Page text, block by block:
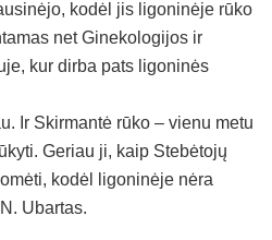
kodėl jis ligoninėje rūko
net Ginekologijos ir
kur dirba pats ligoninės
Ir Skirmantė rūko – vienu metu
Geriau ji, kaip Stebėtojų
kodėl ligoninėje nėra
Ubartas.